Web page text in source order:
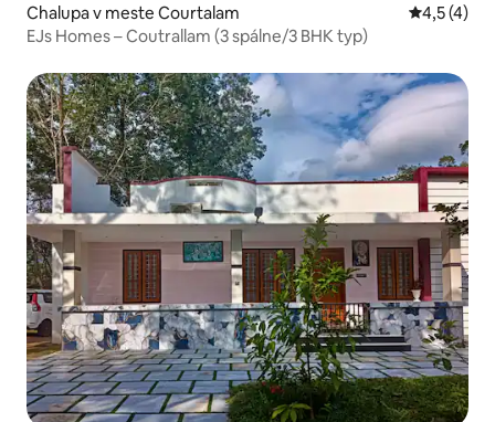
Chalupa v meste Courtalam Priemerné
4,5 (4)
EJs Homes – Coutrallam (3 spálne/3 BHK typ)